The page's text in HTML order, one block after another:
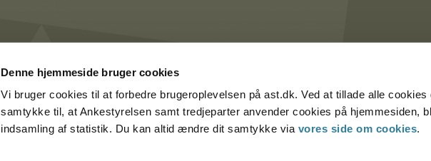
Denne hjemmeside bruger cookies
Vi bruger cookies til at forbedre brugeroplevelsen på ast.dk. Ved at tillade alle cookies
samtykke til, at Ankestyrelsen samt tredjeparter anvender cookies på hjemmesiden,
indsamling af statistik. Du kan altid ændre dit samtykke via vores side om cookies.